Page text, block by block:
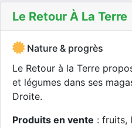
Le Retour À La Terre
Nature & progrès
Le Retour à la Terre
et légumes dans ses
Droite.
Produits en vente : fruits,